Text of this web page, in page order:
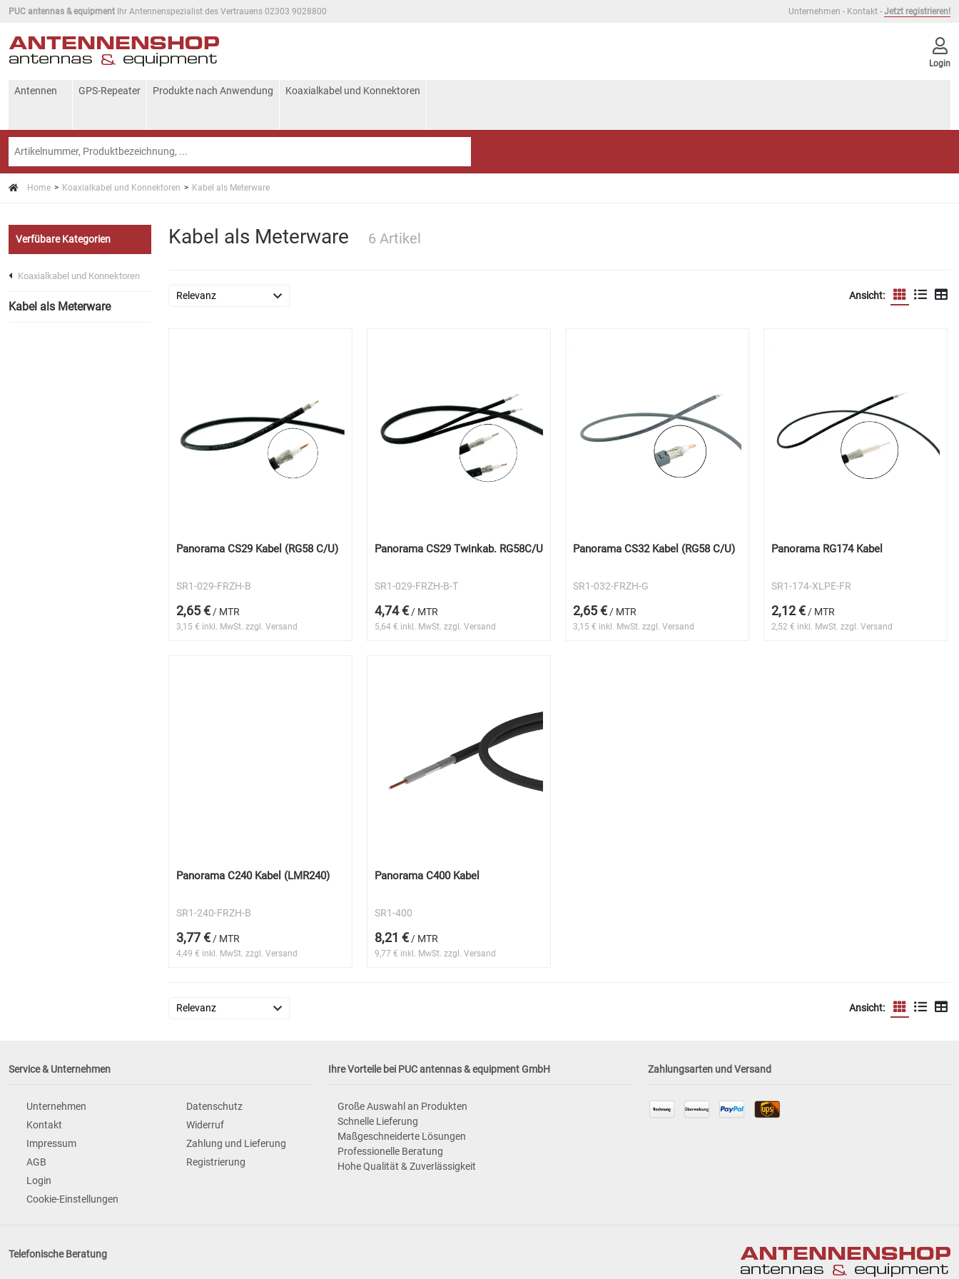
PUC antennas & equipment Ihr Antennenspezialist des Vertrauens 02303 9028800 Unternehmen - Kontakt - Jetzt registrieren!
Login
Antennen GPS-Repeater Produkte nach Anwendung Koaxialkabel und Konnektoren
Home Koaxialkabel und Konnektoren Kabel als Meterware
Verfübare Kategorien
Koaxialkabel und Konnektoren
Kabel als Meterware
Kabel als Meterware 6 Artikel
Ansicht:
Panorama CS29 Kabel (RG58 C/U)
SR1-029-FRZH-B
2,65 € / MTR
3,15 € inkl. MwSt. zzgl. Versand
Panorama CS29 Twinkab. RG58C/U
SR1-029-FRZH-B-T
4,74 € / MTR
5,64 € inkl. MwSt. zzgl. Versand
Panorama CS32 Kabel (RG58 C/U)
SR1-032-FRZH-G
2,65 € / MTR
3,15 € inkl. MwSt. zzgl. Versand
Panorama RG174 Kabel
SR1-174-XLPE-FR
2,12 € / MTR
2,52 € inkl. MwSt. zzgl. Versand
Panorama C240 Kabel (LMR240)
SR1-240-FRZH-B
3,77 € / MTR
4,49 € inkl. MwSt. zzgl. Versand
Panorama C400 Kabel
SR1-400
8,21 € / MTR
9,77 € inkl. MwSt. zzgl. Versand
Ansicht:
Service & Unternehmen
Unternehmen
Kontakt
Impressum
AGB
Login
Cookie-Einstellungen
Datenschutz
Widerruf
Zahlung und Lieferung
Registrierung
Ihre Vorteile bei PUC antennas & equipment GmbH
Große Auswahl an Produkten
Schnelle Lieferung
Maßgeschneiderte Lösungen
Professionelle Beratung
Hohe Qualität & Zuverlässigkeit
Zahlungsarten und Versand
Telefonische Beratung